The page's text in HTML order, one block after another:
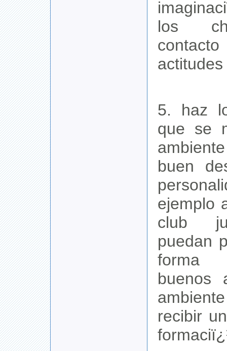
los
5. haz
que se
buen
ejemplo
club
puedan
forma
buenos
recibir